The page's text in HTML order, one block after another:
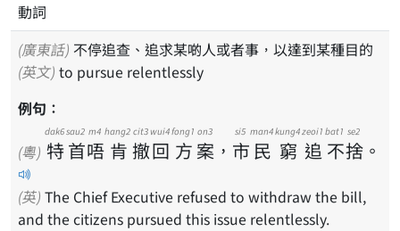
動詞
(廣東話) 不停追查、追求某啲人或者事，以達到某種目的
(英文) to pursue relentlessly
例句：
(粵) 特
dak6
首
sau2
唔
m4
肯
hang2
撤
cit3
回
wui4
方
fong1
案
on3
， 市
si5
民
man4
窮
kung4
追
zeoi1
不
bat1
捨
se2
。
(英) The Chief Executive refused to withdraw the bill,
and the citizens pursued this issue relentlessly.